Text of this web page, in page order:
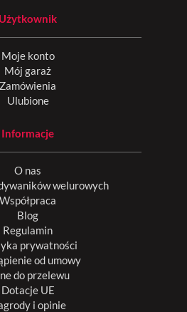
Użytkownik
Moje konto
Mój garaż
Zamówienia
Ulubione
Informacje
O nas
welurowych
Współpraca
Blog
Regulamin
prywatności
od umowy
do przelewu
Dotacje UE
i opinie